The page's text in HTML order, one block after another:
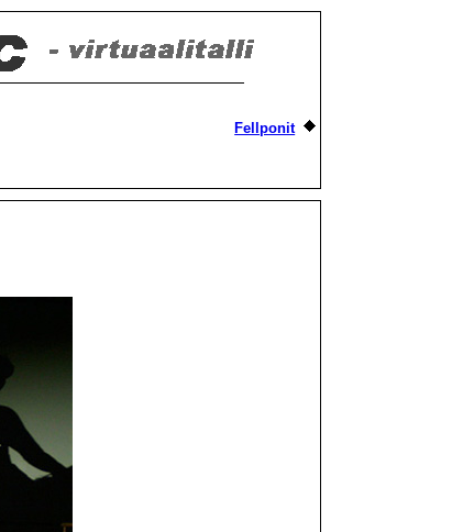
Fellponit